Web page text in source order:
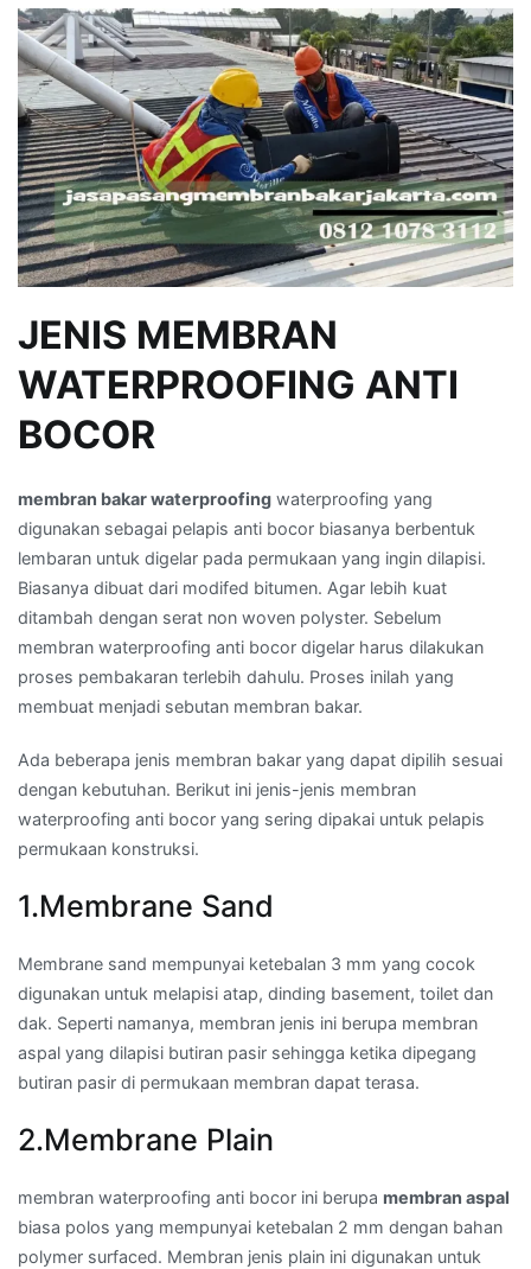
JENIS MEMBRAN
WATERPROOFING ANTI
BOCOR
membran bakar waterproofing waterproofing yang
digunakan sebagai pelapis anti bocor biasanya berbentuk
lembaran untuk digelar pada permukaan yang ingin dilapisi.
Biasanya dibuat dari modifed bitumen. Agar lebih kuat
ditambah dengan serat non woven polyster. Sebelum
membran waterproofing anti bocor digelar harus dilakukan
proses pembakaran terlebih dahulu. Proses inilah yang
membuat menjadi sebutan membran bakar.
Ada beberapa jenis membran bakar yang dapat dipilih sesuai
dengan kebutuhan. Berikut ini jenis-jenis membran
waterproofing anti bocor yang sering dipakai untuk pelapis
permukaan konstruksi.
1.Membrane Sand
Membrane sand mempunyai ketebalan 3 mm yang cocok
digunakan untuk melapisi atap, dinding basement, toilet dan
dak. Seperti namanya, membran jenis ini berupa membran
aspal yang dilapisi butiran pasir sehingga ketika dipegang
butiran pasir di permukaan membran dapat terasa.
2.Membrane Plain
membran waterproofing anti bocor ini berupa membran aspal
biasa polos yang mempunyai ketebalan 2 mm dengan bahan
polymer surfaced. Membran jenis plain ini digunakan untuk